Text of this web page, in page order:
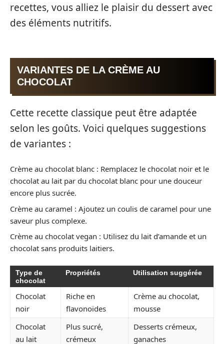
recettes, vous alliez le plaisir du dessert avec
des éléments nutritifs.
VARIANTES DE LA CRÈME AU
CHOCOLAT
Cette recette classique peut être adaptée
selon les goûts. Voici quelques suggestions
de variantes :
Crème au chocolat blanc : Remplacez le chocolat noir et le
chocolat au lait par du chocolat blanc pour une douceur
encore plus sucrée.
Crème au caramel : Ajoutez un coulis de caramel pour une
saveur plus complexe.
Crème au chocolat vegan : Utilisez du lait d’amande et un
chocolat sans produits laitiers.
Type de
chocolat
Propriétés Utilisation suggérée
Chocolat
noir
Riche en
flavonoïdes
Crème au chocolat,
mousse
Chocolat
au lait
Plus sucré,
crémeux
Desserts crémeux,
ganaches